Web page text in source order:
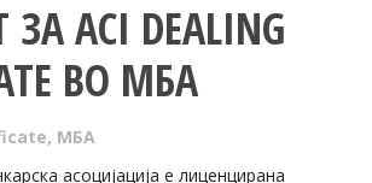
ACI DEALING
ВО МБА
, МБА
асоцијација е лиценцирана